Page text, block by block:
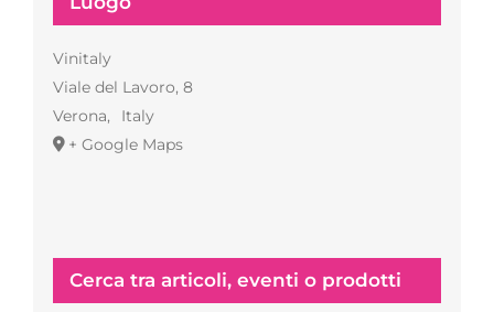
Vinitaly
Viale del Lavoro, 8
Verona,
Italy
+ Google Maps
Cerca tra articoli, eventi o prodotti